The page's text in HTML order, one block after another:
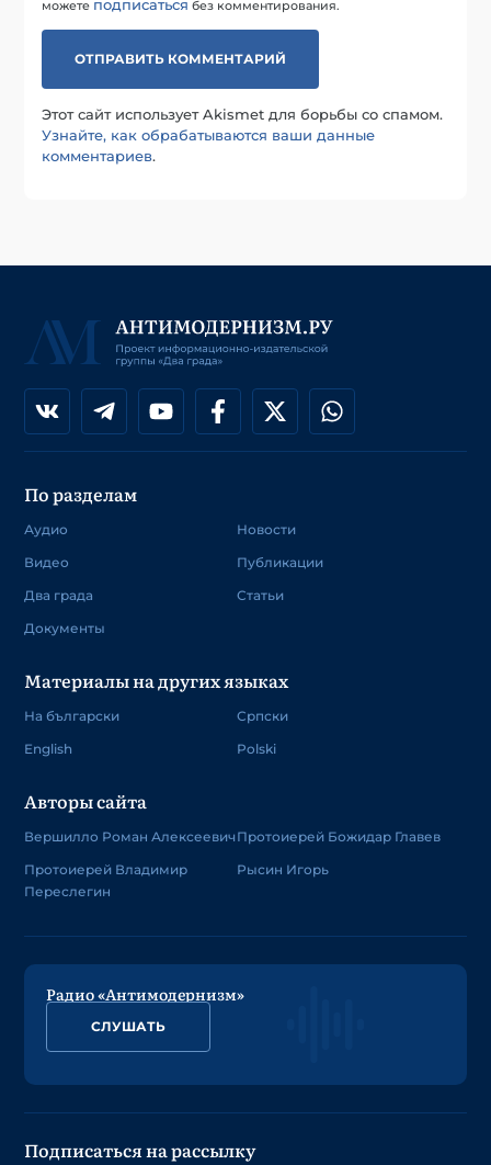
можете подписаться без комментирования.
Этот сайт использует Akismet для борьбы со спамом.
Узнайте, как обрабатываются ваши данные
комментариев.
По разделам
Аудио
Видео
Два града
Документы
Новости
Публикации
Статьи
Материалы на других языках
На български
English
Српски
Polski
Авторы сайта
Вершилло Роман Алексеевич
Протоиерей Владимир
Переслегин
Протоиерей Божидар Главев
Рысин Игорь
Радио «Антимодернизм»
СЛУШАТЬ
Подписаться на рассылку